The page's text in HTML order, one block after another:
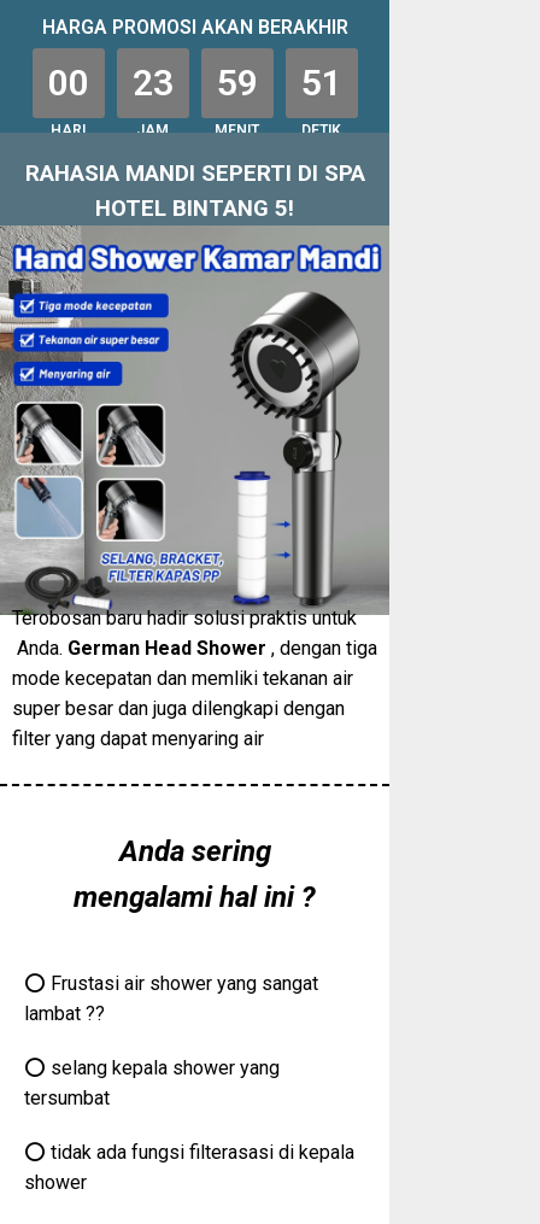
HARGA PROMOSI AKAN BERAKHIR
00
HARI
23
JAM
59
MENIT
51
DETIK
RAHASIA MANDI SEPERTI DI SPA
HOTEL BINTANG 5!
Terobosan baru hadir solusi praktis untuk
Anda. German Head Shower , dengan tiga
mode kecepatan dan memliki tekanan air
super besar dan juga dilengkapi dengan
filter yang dapat menyaring air
Anda sering
mengalami hal ini ?
⭕️ Frustasi air shower yang sangat
lambat ??
⭕️ selang kepala shower yang
tersumbat
⭕️ tidak ada fungsi filterasasi di kepala
shower